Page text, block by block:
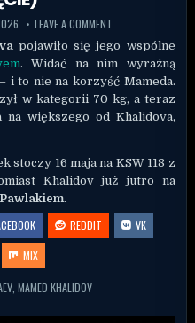
LEAVE A COMMENT
pojawiło się jego wspólne
. Widać na nim wyraźną
i to nie na korzyść Mameda.
w kategorii 70 kg, a teraz
większego od Khalidova,
stoczy 16 maja na KSW 118 z
Khalidov już jutro na
.
REDDIT
VK
MIX
, MAMED KHALIDOV